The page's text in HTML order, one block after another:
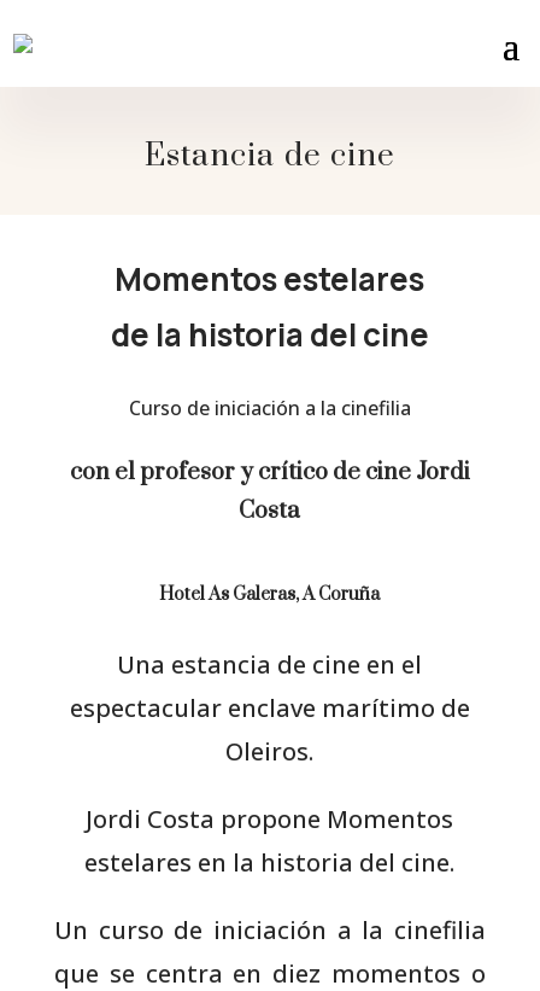
Estancia de cine
Momentos estelares
de la historia del cine
Curso de iniciación a la cinefilia
con el profesor y crítico de cine Jordi
Costa
Hotel As Galeras, A Coruña
Una estancia de cine en el
espectacular enclave marítimo de
Oleiros.
Jordi Costa propone Momentos
estelares en la historia del cine.
Un curso de iniciación a la cinefilia
que se centra en diez momentos o